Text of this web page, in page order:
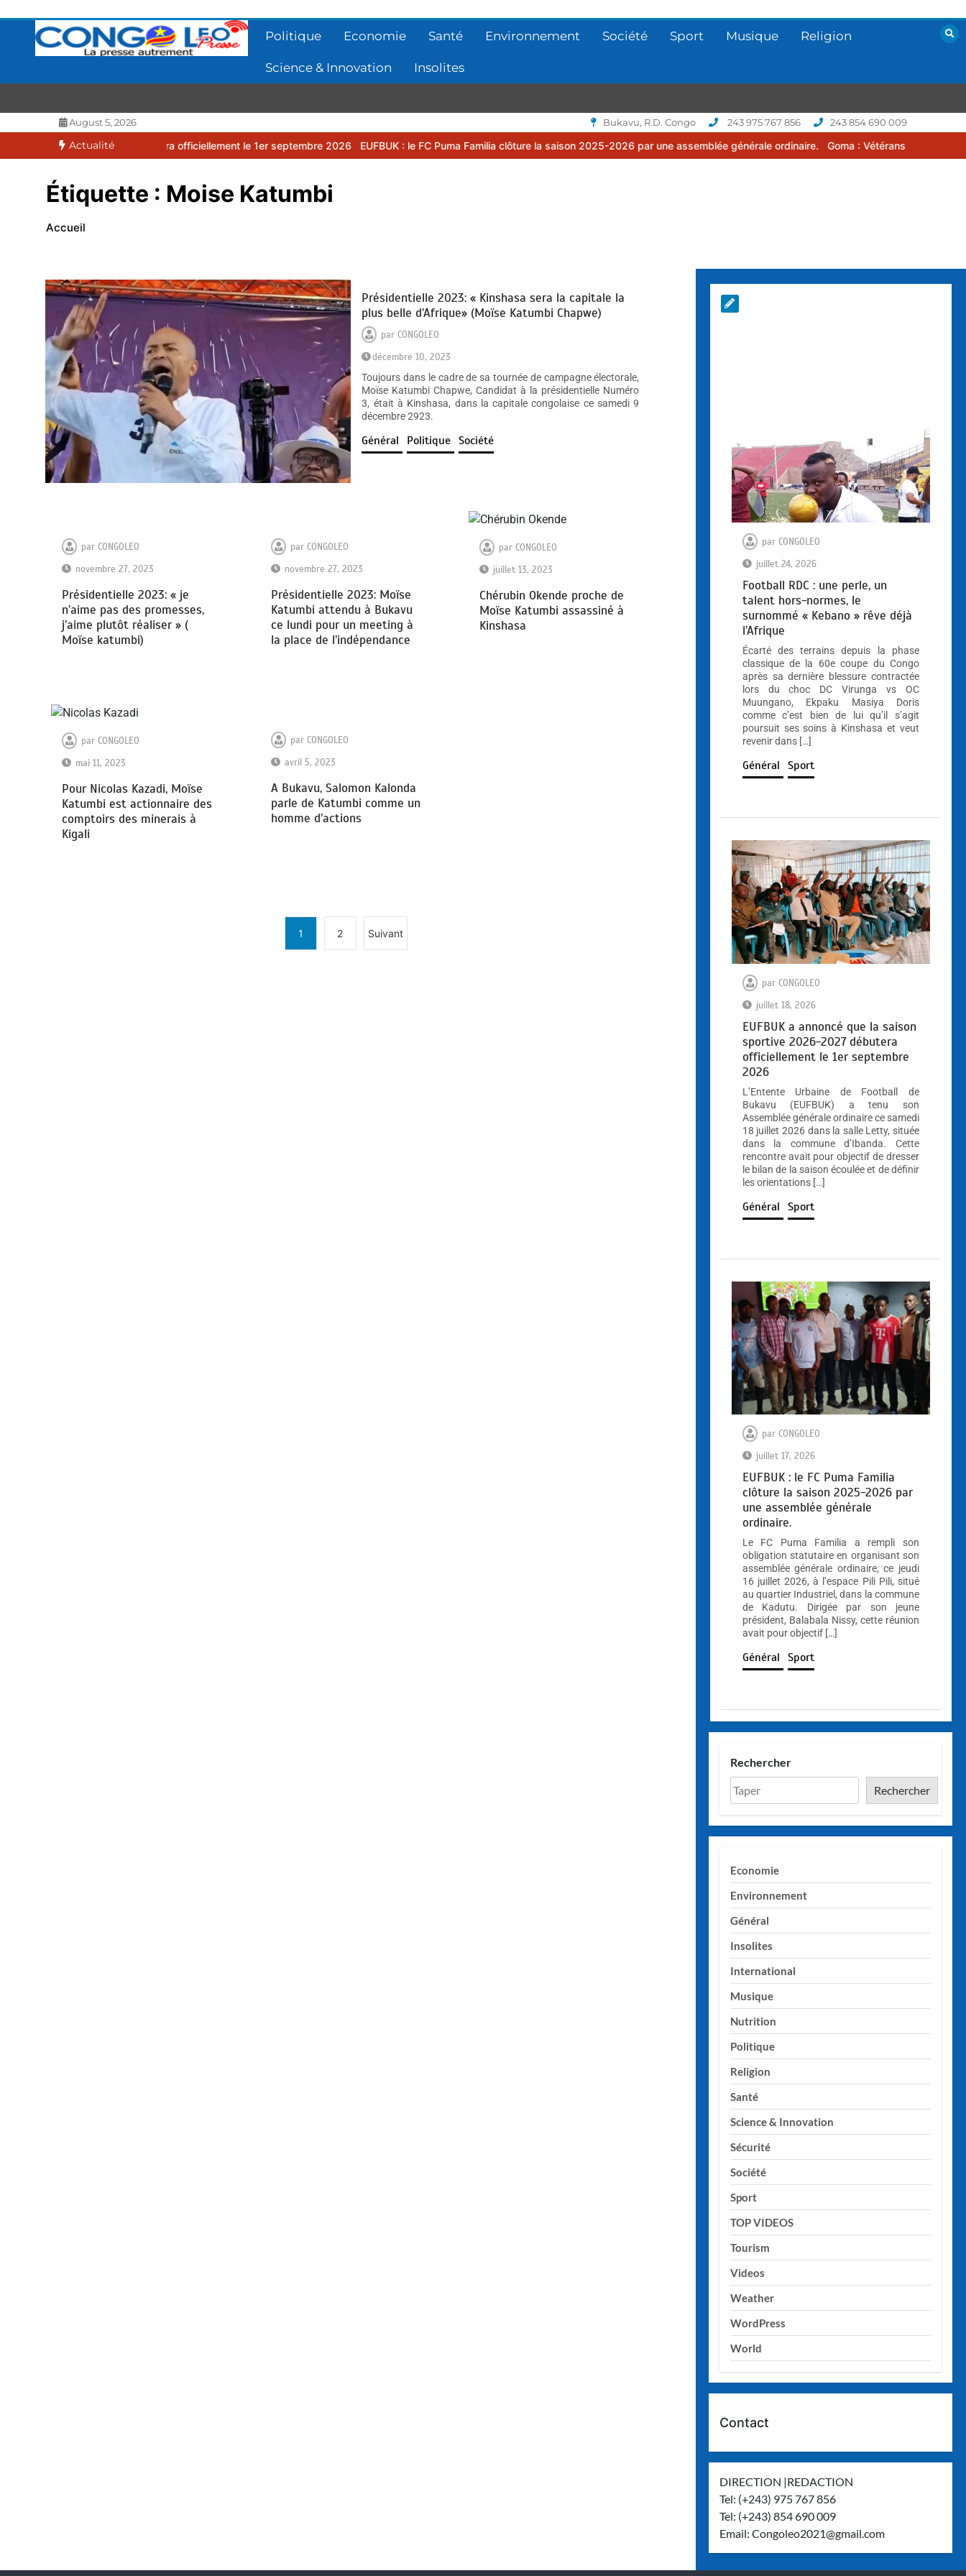
contenu
Politique Economie Santé Environnement Société Sport Musique Religion
Science & Innovation Insolites
CONGOLEO
La presse autrement
August 5, 2026 Bukavu, R.D. Congo 243 975 767 856 243 854 690 009
Actualité
2027 débutera officiellement le 1er septembre 2026 EUFBUK : le FC Puma Familia clôture la saison 2025-2026 par une assemblée générale ordinaire. Goma : Vétérans Cup 2026 -2027, une
Étiquette : Moise Katumbi
Accueil
Présidentielle 2023: « Kinshasa sera la capitale la
plus belle d’Afrique» (Moïse Katumbi Chapwe)
parCONGOLEO
décembre 10, 2023
Toujours dans le cadre de sa tournée de campagne électorale,
Moïse Katumbi Chapwe, Candidat à la présidentielle Numéro
3, était à Kinshasa, dans la capitale congolaise ce samedi 9
décembre 2923.
Général Politique Société
parCONGOLEO
novembre 27, 2023
Présidentielle 2023: « je
n’aime pas des promesses,
j’aime plutôt réaliser » (
Moïse katumbi)
par CONGOLEO
novembre 27, 2023
Présidentielle 2023: Moïse
Katumbi attendu à Bukavu
ce lundi pour un meeting à
la place de l’indépendance
par CONGOLEO
juillet 13, 2023
Chérubin Okende proche de
Moïse Katumbi assassiné à
Kinshasa
parCONGOLEO
mai 11, 2023
Pour Nicolas Kazadi, Moïse
Katumbi est actionnaire des
comptoirs des minerais à
Kigali
par CONGOLEO
avril 5, 2023
A Bukavu, Salomon Kalonda
parle de Katumbi comme un
homme d’actions
1 2 Suivant
par CONGOLEO
juillet 24, 2026
Football RDC : une perle, un
talent hors-normes, le
surnommé « Kebano » rêve déjà
l’Afrique
Écarté des terrains depuis la phase
classique de la 60e coupe du Congo
après sa dernière blessure contractée
lors du choc DC Virunga vs OC
Muungano, Ekpaku Masiya Doris
comme c’est bien de lui qu’il s’agit
poursuit ses soins à Kinshasa et veut
revenir dans […]
Général Sport
par CONGOLEO
juillet 18, 2026
EUFBUK a annoncé que la saison
sportive 2026-2027 débutera
officiellement le 1er septembre
2026
L’Entente Urbaine de Football de
Bukavu (EUFBUK) a tenu son
Assemblée générale ordinaire ce samedi
18 juillet 2026 dans la salle Letty, située
dans la commune d’Ibanda. Cette
rencontre avait pour objectif de dresser
le bilan de la saison écoulée et de définir
les orientations […]
Général Sport
par CONGOLEO
juillet 17, 2026
EUFBUK : le FC Puma Familia
clôture la saison 2025-2026 par
une assemblée générale
ordinaire.
Le FC Puma Familia a rempli son
obligation statutaire en organisant son
assemblée générale ordinaire, ce jeudi
16 juillet 2026, à l’espace Pili Pili, situé
au quartier Industriel, dans la commune
de Kadutu. Dirigée par son jeune
président, Balabala Nissy, cette réunion
avait pour objectif […]
Général Sport
Rechercher
Rechercher
Economie
Environnement
Général
Insolites
International
Musique
Nutrition
Politique
Religion
Santé
Science & Innovation
Sécurité
Société
Sport
TOP VIDEOS
Tourism
Videos
Weather
WordPress
World
Contact
DIRECTION |REDACTION
Tel: (+243) 975 767 856
Tel: (+243) 854 690 009
Email:Congoleo2021@gmail.com